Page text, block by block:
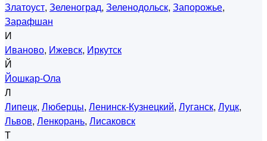
Златоуст, Зеленоград, Зеленодольск, Запорожье,
Зарафшан
И
Иваново, Ижевск, Иркутск
Й
Йошкар-Ола
Л
Липецк, Люберцы, Ленинск-Кузнецкий, Луганск, Луцк,
Львов, Ленкорань, Лисаковск
Т